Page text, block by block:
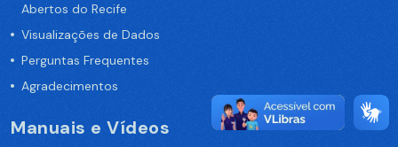
Abertos do Recife
Visualizações de Dados
Perguntas Frequentes
Agradecimentos
Manuais e Vídeos